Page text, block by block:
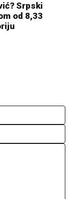
Srpski
od 8,33